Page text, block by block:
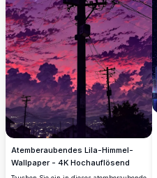
Atemberaubendes Lila-Himmel-
Wallpaper - 4K Hochauflösend